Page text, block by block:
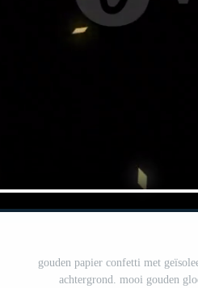
gouden papier confetti met
achtergrond. mooi gouden